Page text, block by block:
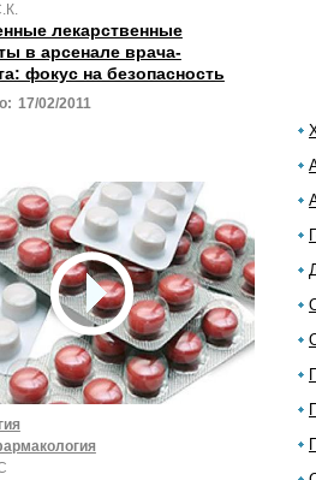
лекарственные
в арсенале врача-
фокус на безопасность
17/02/2011